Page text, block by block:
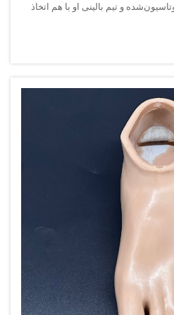
و تیم بالینی او با هم اتخاذ
پیش‌بینی، زمین‌های ناهموار
می‌کنند...